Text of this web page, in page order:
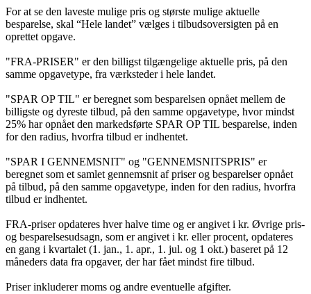
For at se den laveste mulige pris og største mulige aktuelle
besparelse, skal “Hele landet” vælges i tilbudsoversigten på en
oprettet opgave.
"FRA-PRISER" er den billigst tilgængelige aktuelle pris, på den
samme opgavetype, fra værksteder i hele landet.
"SPAR OP TIL" er beregnet som besparelsen opnået mellem de
billigste og dyreste tilbud, på den samme opgavetype, hvor mindst
25% har opnået den markedsførte SPAR OP TIL besparelse, inden
for den radius, hvorfra tilbud er indhentet.
"SPAR I GENNEMSNIT" og "GENNEMSNITSPRIS" er
beregnet som et samlet gennemsnit af priser og besparelser opnået
på tilbud, på den samme opgavetype, inden for den radius, hvorfra
tilbud er indhentet.
FRA-priser opdateres hver halve time og er angivet i kr. Øvrige pris-
og besparelsesudsagn, som er angivet i kr. eller procent, opdateres
en gang i kvartalet (1. jan., 1. apr., 1. jul. og 1 okt.) baseret på 12
måneders data fra opgaver, der har fået mindst fire tilbud.
Priser inkluderer moms og andre eventuelle afgifter.